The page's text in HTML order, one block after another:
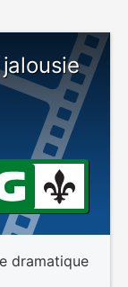
dramatique